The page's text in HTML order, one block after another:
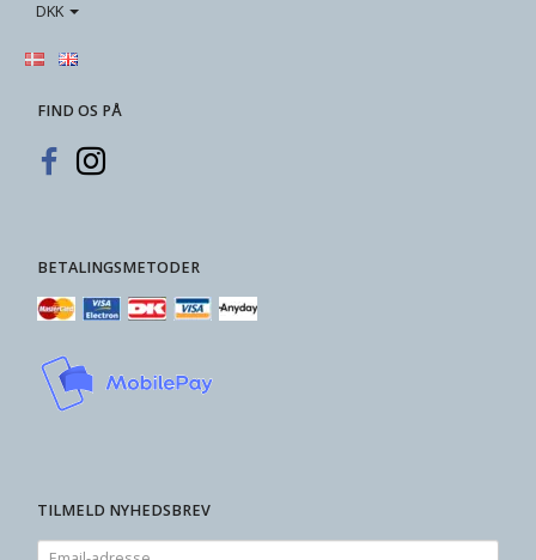
DKK
FIND OS PÅ
BETALINGSMETODER
TILMELD NYHEDSBREV
Email-